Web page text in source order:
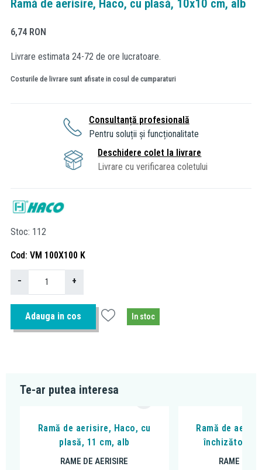
Ramă de aerisire, Haco, cu plasă, 10x10 cm, alb
6,74 RON
Livrare estimata 24-72 de ore lucratoare.
Costurile de livrare sunt afisate in cosul de cumparaturi
Consultanță profesională
Pentru soluții și funcționalitate
Deschidere colet la livrare
Livrare cu verificarea coletului
Stoc 112
Cod VM 100X100 K
− +
Adauga in cos In stoc
Te-ar putea interesa
Ramă de aerisire, Haco, cu
plasă, 11 cm, alb
RAME DE AERISIRE
Ramă de
închizător,
RAME DE